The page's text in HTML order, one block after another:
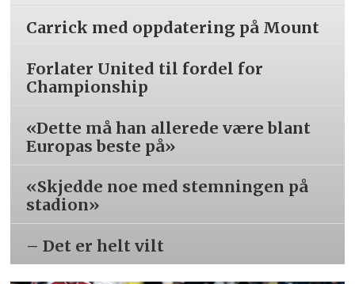
Carrick med oppdatering på Mount
Forlater United til fordel for
Championship
«Dette må han allerede være blant
Europas beste på»
«Skjedde noe med stemningen på
stadion»
– Det er helt vilt